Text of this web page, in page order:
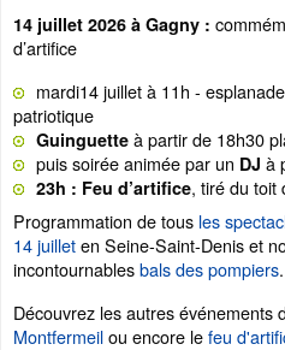
14 juillet 2026 à Gagny :
d’artifice
mardi14 juillet à 11h -
patriotique
Guinguette à partir de 18h30
puis soirée animée par un DJ à
23h : Feu d’artifice, tiré du toit
Programmation de tous les
14 juilleten Seine-Saint-Denis et
incontournablesbals des pompiers.
Découvrez les autres événements
Montfermeilou encore lefeu